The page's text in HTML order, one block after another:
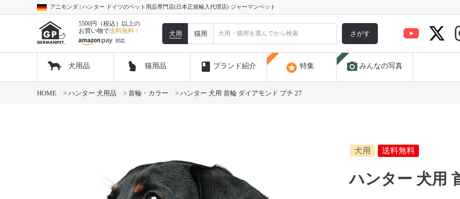
アニモンダ | ハンター ドイツのペット用品専門店(日本正規輸入代理店) ジャーマンペット
5500円（税込）以上の
お買い物で送料無料！ 犬用 猫用 さがす
犬用品 猫用品 book ブランド紹介 stars 特集 photo_camera みんなの写真
HOME ハンター 犬用品 首輪・カラー ハンター 犬用 首輪 ダイアモンド プチ 27
犬用 送料無料
ハンター 犬用